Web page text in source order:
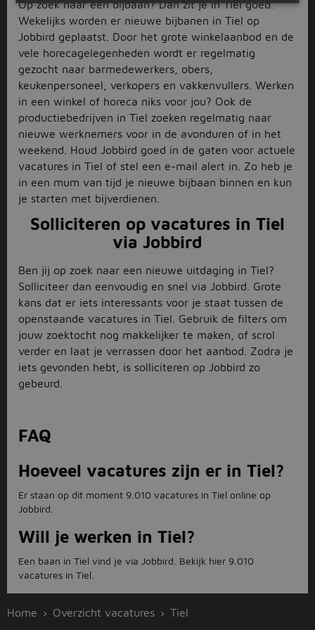
Op zoek naar een bijbaan? Dan zit je in Tiel goed.
Wekelijks worden er nieuwe bijbanen in Tiel op
Jobbird geplaatst. Door het grote winkelaanbod en de
vele horecagelegenheden wordt er regelmatig
gezocht naar barmedewerkers, obers,
keukenpersoneel, verkopers en vakkenvullers. Werken
in een winkel of horeca niks voor jou? Ook de
productiebedrijven in Tiel zoeken regelmatig naar
nieuwe werknemers voor in de avonduren of in het
weekend. Houd Jobbird goed in de gaten voor actuele
vacatures in Tiel of stel een e-mail alert in. Zo heb je
in een mum van tijd je nieuwe bijbaan binnen en kun
je starten met bijverdienen.
Solliciteren op vacatures in Tiel
via Jobbird
Ben jij op zoek naar een nieuwe uitdaging in Tiel?
Solliciteer dan eenvoudig en snel via Jobbird. Grote
kans dat er iets interessants voor je staat tussen de
openstaande vacatures in Tiel. Gebruik de filters om
jouw zoektocht nog makkelijker te maken, of scrol
verder en laat je verrassen door het aanbod. Zodra je
iets gevonden hebt, is solliciteren op Jobbird zo
gebeurd.
FAQ
Hoeveel vacatures zijn er in Tiel?
Er staan op dit moment 9.010 vacatures in Tiel online op
Jobbird.
Will je werken in Tiel?
Een baan in Tiel vind je via Jobbird. Bekijk hier 9.010
vacatures in Tiel.
Home Overzicht vacatures Tiel